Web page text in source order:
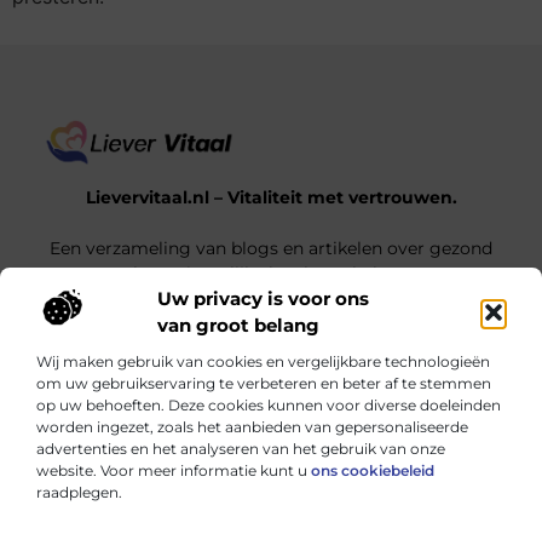
Uw privacy is voor ons
van groot belang
Wij maken gebruik van cookies en vergelijkbare technologieën
om uw gebruikservaring te verbeteren en beter af te stemmen
op uw behoeften. Deze cookies kunnen voor diverse doeleinden
worden ingezet, zoals het aanbieden van gepersonaliseerde
advertenties en het analyseren van het gebruik van onze
website. Voor meer informatie kunt u ons cookiebeleid
raadplegen.
Lievervitaal.nl – Vitaliteit met vertrouwen.
Een verzameling van blogs en artikelen over gezond
leven, innerlijke kracht en balans.
Onze informatie
Bericht categorie